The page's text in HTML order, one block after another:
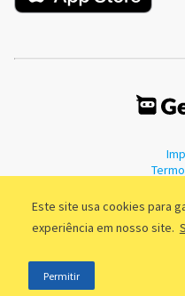
Este site usa cookies para
experiência em nosso site.
Permitir
©2011 - 2026, GetNinjas
Fernandes Coelho, 85 -